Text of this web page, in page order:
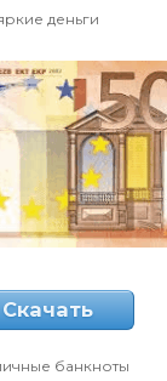
деньги
Скачать
банкноты